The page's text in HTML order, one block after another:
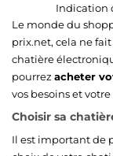
Indication
Le monde du
prix.net, cela ne
chatière
pourrez acheter
vos besoins et
Choisir sa
Il est important de